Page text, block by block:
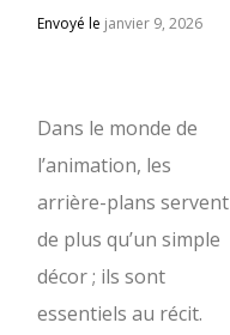
Envoyé le janvier 9, 2026
Dans le monde de
l’animation, les
arrière-plans servent
de plus qu’un simple
décor ; ils sont
essentiels au récit.